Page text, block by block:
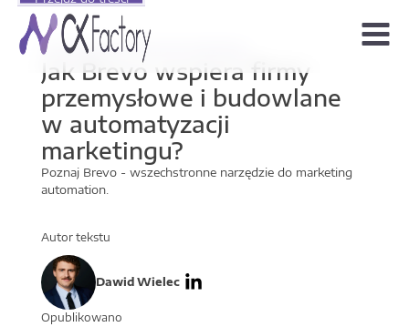
Menu
Automatyzacja|Technical Marketing
Jak Brevo wspiera firmy
przemysłowe i budowlane
w automatyzacji
marketingu?
Poznaj Brevo - wszechstronne narzędzie do marketing
automation.
Autor tekstu
Dawid Wielec
Opublikowano